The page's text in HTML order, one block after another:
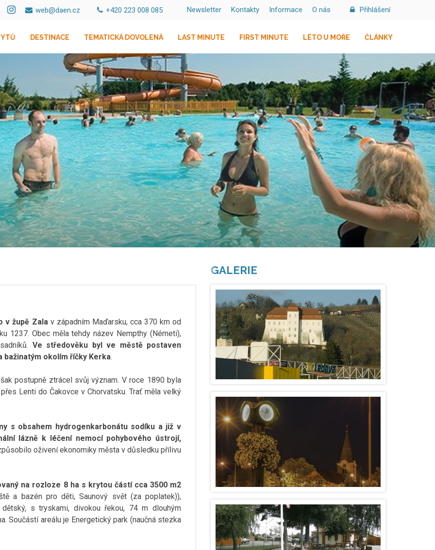
Přihlášení
O nás
Informace
Kontakty
Newsletter
+420 223 008 085
web@daen.cz
DESTINACE TEMATICKÁ DOVOLENÁ LAST MINUTE FIRST MINUTE LÉTO U MOŘE ČLÁNKY
v župě Zalav západním Maďarsku, cca 370 km od
1237. Obec měla tehdy název Nempthy (Németi),
Ve středověku byl ve městě postaven
bažinatým okolím říčky Kerka.
postupně ztrácel svůj význam. V roce 1890 byla
Lenti do Čakovce v Chorvatsku. Trať měla velký
s obsahem hydrogenkarbonátu sodíku a již v
lázně k léčení nemocí pohybového ústrojí,
oživení ekonomiky města v důsledku přílivu
na rozloze 8 ha s krytou částí cca 3500 m2
a bazén pro děti, Saunový svět (za poplatek)),
s tryskami, divokou řekou, 74 m dlouhým
Součástí areálu je Energetický park (naučná stezka
GALERIE